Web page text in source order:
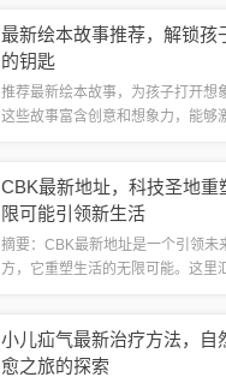
论。众筹推女郎在一定程度上促进
最新绘本故事推荐，解锁孩
的钥匙
推荐最新绘本故事，为孩子打开想
这些故事富含创意和想象力，能够
经历各种奇妙的冒险和挑战。这些
CBK最新地址，科技圣地重
限可能引领新生活
摘要：CBK最新地址是一个引领未
方，它重塑生活的无限可能。这里
享受科技带来的便利和乐趣，同时
小儿疝气最新治疗方法，自
愈之旅的探索